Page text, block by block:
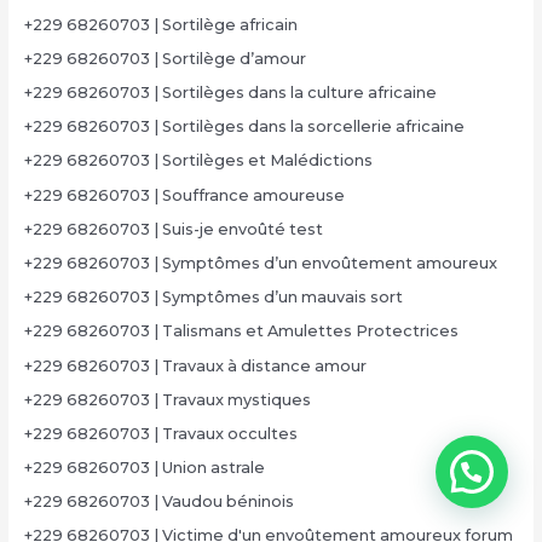
+229 68260703 | Sortilège africain
+229 68260703 | Sortilège d’amour
+229 68260703 | Sortilèges dans la culture africaine
+229 68260703 | Sortilèges dans la sorcellerie africaine
+229 68260703 | Sortilèges et Malédictions
+229 68260703 | Souffrance amoureuse
+229 68260703 | Suis-je envoûté test
+229 68260703 | Symptômes d’un envoûtement amoureux
+229 68260703 | Symptômes d’un mauvais sort
+229 68260703 | Talismans et Amulettes Protectrices
+229 68260703 | Travaux à distance amour
+229 68260703 | Travaux mystiques
+229 68260703 | Travaux occultes
+229 68260703 | Union astrale
+229 68260703 | Vaudou béninois
+229 68260703 | Victime d'un envoûtement amoureux forum